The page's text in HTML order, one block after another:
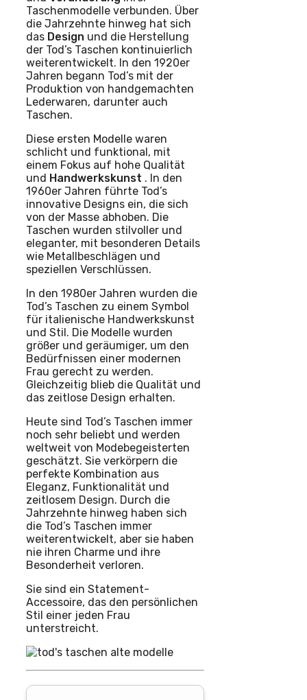
Taschenmodelle verbunden. Über
die Jahrzehnte hinweg hat sich
das Design und die Herstellung
der Tod’s Taschen kontinuierlich
weiterentwickelt. In den 1920er
Jahren begann Tod’s mit der
Produktion von handgemachten
Lederwaren, darunter auch
Taschen.
Diese ersten Modelle waren
schlicht und funktional, mit
einem Fokus auf hohe Qualität
und Handwerkskunst . In den
1960er Jahren führte Tod’s
innovative Designs ein, die sich
von der Masse abhoben. Die
Taschen wurden stilvoller und
eleganter, mit besonderen Details
wie Metallbeschlägen und
speziellen Verschlüssen.
In den 1980er Jahren wurden die
Tod’s Taschen zu einem Symbol
für italienische Handwerkskunst
und Stil. Die Modelle wurden
größer und geräumiger, um den
Bedürfnissen einer modernen
Frau gerecht zu werden.
Gleichzeitig blieb die Qualität und
das zeitlose Design erhalten.
Heute sind Tod’s Taschen immer
noch sehr beliebt und werden
weltweit von Modebegeisterten
geschätzt. Sie verkörpern die
perfekte Kombination aus
Eleganz, Funktionalität und
zeitlosem Design. Durch die
Jahrzehnte hinweg haben sich
die Tod’s Taschen immer
weiterentwickelt, aber sie haben
nie ihren Charme und ihre
Besonderheit verloren.
Sie sind ein Statement-
Accessoire, das den persönlichen
Stil einer jeden Frau
unterstreicht.